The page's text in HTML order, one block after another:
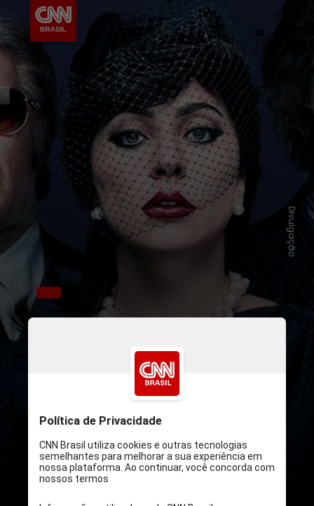
as joias funerárias usadas pela
personagem Patrizia Reggiani,
interpretada por Gaga
Divulgação